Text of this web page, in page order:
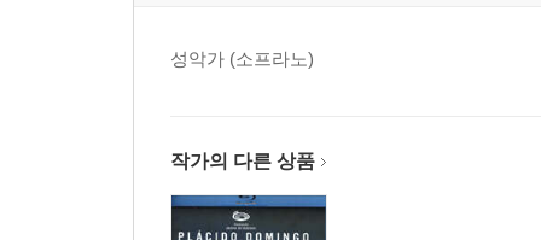
성악가 (소프라노)
작가의 다른 상품